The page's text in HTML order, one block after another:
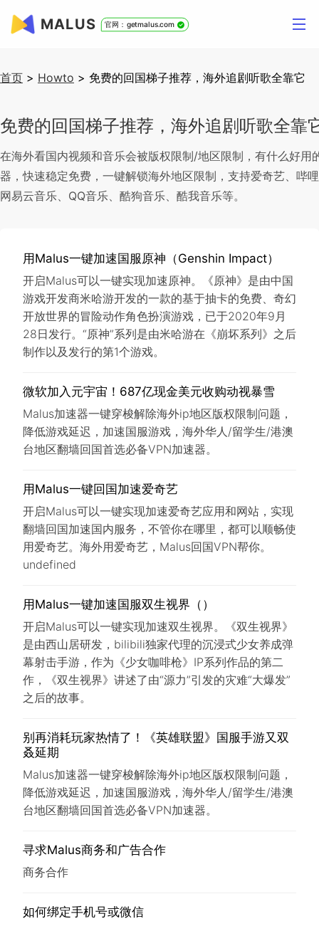
MALUS 官网：getmalus.com
首页 > Howto > 免费的回国梯子推荐，海外追剧听歌全靠它
免费的回国梯子推荐，海外追剧听歌全靠
在海外看国内视频和音乐会被版权限制/地区限制，有什么好
器，快速稳定免费，一键解锁海外地区限制，支持爱奇艺、哔
网易云音乐、QQ音乐、酷狗音乐、酷我音乐等。
用Malus一键加速国服原神（Genshin Impact）
开启Malus可以一键实现加速原神。《原神》是由中国
游戏开发商米哈游开发的一款的基于抽卡的免费、奇幻
开放世界的冒险动作角色扮演游戏，已于2020年9月
28日发行。“原神”系列是由米哈游在《崩坏系列》之后
制作以及发行的第1个游戏。
微软加入元宇宙！687亿现金美元收购动视暴雪
Malus加速器一键穿梭解除海外ip地区版权限制问题，
降低游戏延迟，加速国服游戏，海外华人/留学生/港澳
台地区翻墙回国首选必备VPN加速器。
用Malus一键回国加速爱奇艺
开启Malus可以一键实现加速爱奇艺应用和网站，实现
翻墙回国加速国内服务，不管你在哪里，都可以顺畅使
用爱奇艺。海外用爱奇艺，Malus回国VPN帮你。
undefined
用Malus一键加速国服双生视界（）
开启Malus可以一键实现加速双生视界。《双生视界》
是由西山居研发，bilibili独家代理的沉浸式少女养成弹
幕射击手游，作为《少女咖啡枪》IP系列作品的第二
作，《双生视界》讲述了由“源力”引发的灾难“大爆发”
之后的故事。
别再消耗玩家热情了！《英雄联盟》国服手游又双
叒延期
Malus加速器一键穿梭解除海外ip地区版权限制问题，
降低游戏延迟，加速国服游戏，海外华人/留学生/港澳
台地区翻墙回国首选必备VPN加速器。
寻求Malus商务和广告合作
商务合作
如何绑定手机号或微信